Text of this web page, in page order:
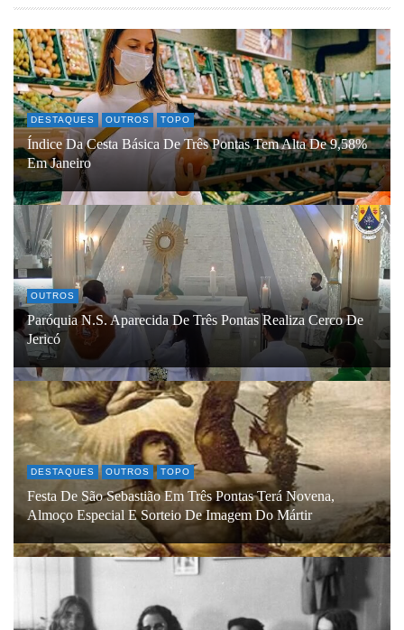
DESTAQUES OUTROS TOPO
Índice Da Cesta Básica De Três Pontas Tem Alta De 9,58%
Em Janeiro
OUTROS
Paróquia N.S. Aparecida De Três Pontas Realiza Cerco De
Jericó
DESTAQUES OUTROS TOPO
Festa De São Sebastião Em Três Pontas Terá Novena,
Almoço Especial E Sorteio De Imagem Do Mártir